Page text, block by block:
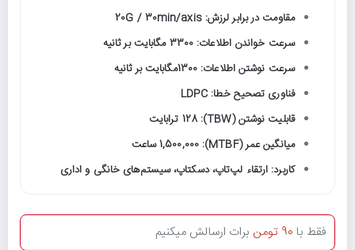
مقاومت در برابر لرزش: 20G / 30min/axis
سرعت خواندن اطلاعات: 3300 مگابایت بر ثانیه
سرعت نوشتن اطلاعات: 1300مگابایت بر ثانیه
فناوری تصحیح خطا: LDPC
قابلیت نوشتن (TBW): 128 ترابایت
میانگین عمر (MTBF): 1,500,000 ساعت
کاربرد: ارتقاء لپ‌تاپ، دسکتاپ، سیستم‌های خانگی و اداری
فقط با 90 تومن برات ارسالش میکنیم